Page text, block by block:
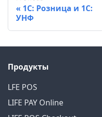
1С: Розница и 1С:
УНФ
Продукты
LFE POS
LIFE PAY Online